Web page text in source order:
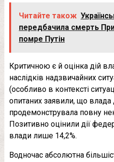
Читайте також
передбачила смерть
помре Путін
Критичною є й оцінка дій
наслідків надзвичайних
(особливо в контексті
опитаних заявили, що
продемонструвала повну
Позитивно оцінили дії
влади лише 14,2%.
Водночас абсолютна